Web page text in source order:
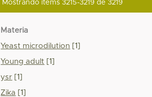
Mostrando ítems 3215-3219 de 3219
Materia
Yeast microdilution [1]
Young adult [1]
ysr [1]
Zika [1]